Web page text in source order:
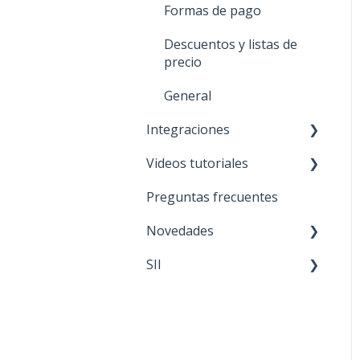
Formas de pago
Descuentos y listas de
precio
General
Integraciones
NUEVO 🚀 TiendaNube
Paris
Mercado libre
Videos tutoriales
General
APP móvil
Preguntas frecuentes
Novedades
SII